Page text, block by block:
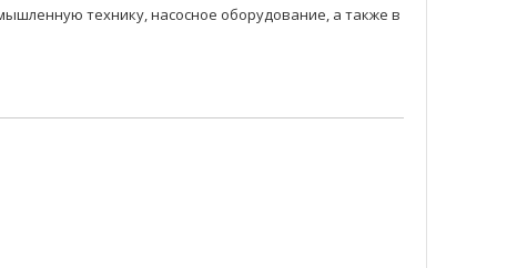
технику, насосное оборудование, а также в